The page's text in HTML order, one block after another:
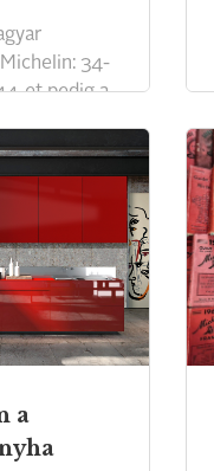
34-
et pedig a
a